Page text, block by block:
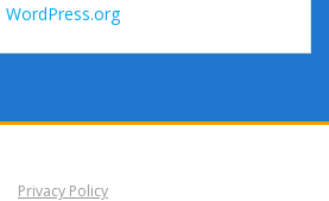
WordPress.org
Privacy Policy